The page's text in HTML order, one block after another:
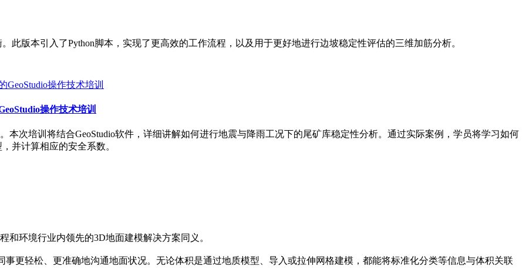
此版本引入了Python脚本，实现了更高效的工作流程，以及用于更好地进行边坡稳定性评估的三维加筋分析。
操作技术培训
本次培训将结合GeoStudio软件，详细讲解如何进行地震与降雨工况下的尾矿库稳定性分析。通过实际案例，学员将学习如何
并计算相应的安全系数。
和环境行业内领先的3D地面建模解决方案同义。
事更轻松、更准确地沟通地面状况。无论体积是通过地质模型、导入或拉伸网格建模，都能将标准化分类等信息与体积关联